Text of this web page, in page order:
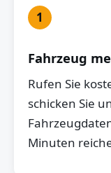
1
Fahrzeug
Rufen Sie
schicken Sie
Minuten